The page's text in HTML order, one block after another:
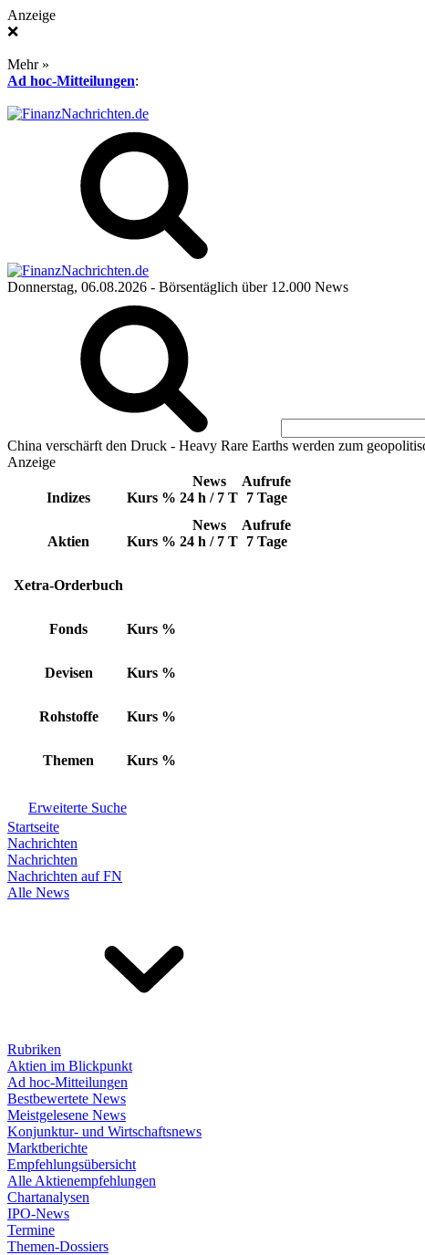
Anzeige
❌
Mehr »
Ad hoc-Mitteilungen:
Donnerstag, 06.08.2026 - Börsentäglich über 12.000 News
China verschärft den Druck - Heavy Rare Earths werden zum
Anzeige
Indizes Kurs %
News
24 h / 7 T
Aufrufe
7 Tage
Aktien Kurs %
News
24 h / 7 T
Aufrufe
7 Tage
Xetra-Orderbuch
Fonds Kurs %
Devisen Kurs %
Rohstoffe Kurs %
Themen Kurs %
Erweiterte Suche
Startseite
Nachrichten
Nachrichten
Nachrichten auf FN
Alle News
Rubriken
Aktien im Blickpunkt
Ad hoc-Mitteilungen
Bestbewertete News
Meistgelesene News
Konjunktur- und Wirtschaftsnews
Marktberichte
Empfehlungsübersicht
Alle Aktienempfehlungen
Chartanalysen
IPO-News
Termine
Themen-Dossiers